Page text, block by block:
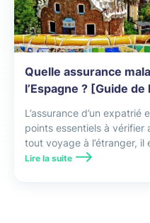
Quelle assurance
l’Espagne ? [Guide
L’assurance d’un
points essentiels à vérifier
tout voyage à l’étranger,
partir sans avoir la
Lire la suite